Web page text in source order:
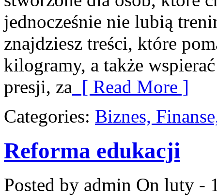
jednocześnie nie lubią
znajdziesz treści, które
kilogramy, a także
presji, za [ Read More ]
Categories: Biznes,
Reforma edukacji
Posted by admin On luty -